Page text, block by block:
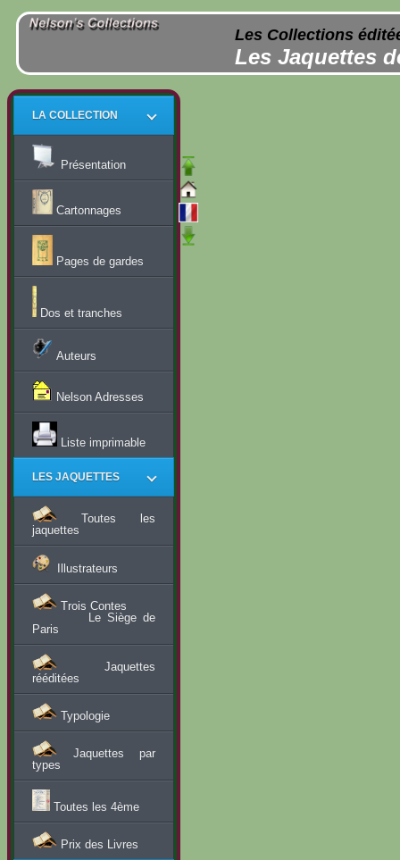
Les Collections
Les Jaquettes
LA COLLECTION
Présentation
Cartonnages
Pages de gardes
Dos et tranches
Auteurs
Nelson Adresses
Liste imprimable
LES JAQUETTES
Toutes les
jaquettes
Illustrateurs
Trois Contes
Le Siège de
Paris
Jaquettes
rééditées
Typologie
Jaquettes par
types
Toutes les 4ème
Prix des Livres